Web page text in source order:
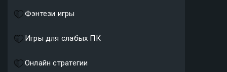
Фэнтези игры
Игры для слабых ПК
Онлайн стратегии